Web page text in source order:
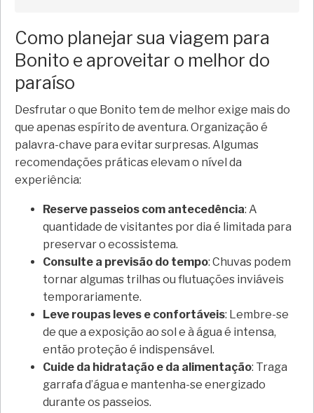
Como planejar sua viagem para
Bonito e aproveitar o melhor do
paraíso
Desfrutar o que Bonito tem de melhor exige mais do
que apenas espírito de aventura. Organização é
palavra-chave para evitar surpresas. Algumas
recomendações práticas elevam o nível da
experiência:
Reserve passeios com antecedência: A
quantidade de visitantes por dia é limitada para
preservar o ecossistema.
Consulte a previsão do tempo: Chuvas podem
tornar algumas trilhas ou flutuações inviáveis
temporariamente.
Leve roupas leves e confortáveis: Lembre-se
de que a exposição ao sol e à água é intensa,
então proteção é indispensável.
Cuide da hidratação e da alimentação: Traga
garrafa d’água e mantenha-se energizado
durante os passeios.